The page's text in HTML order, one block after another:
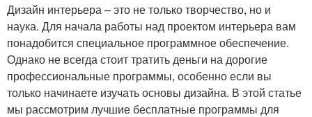
Дизайн интерьера – это не только творчество, но и
наука. Для начала работы над проектом интерьера вам
понадобится специальное программное обеспечение.
Однако не всегда стоит тратить деньги на дорогие
профессиональные программы, особенно если вы
только начинаете изучать основы дизайна. В этой статье
мы рассмотрим лучшие бесплатные программы для